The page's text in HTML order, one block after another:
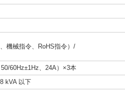
機械指令、RoHS指令）/
50/60Hz±1Hz、24A）×3本
kVA 以下